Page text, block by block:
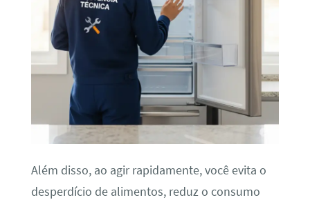
Além disso, ao agir rapidamente, você evita o
desperdício de alimentos, reduz o consumo